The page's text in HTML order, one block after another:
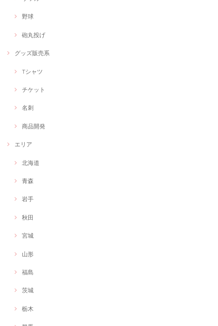
今にも動きだしそうなくらいの命を吹き込んでいただきました！ありが
の内容が形に残り満足です。ありがとうございました。
オリジナルキャラクターを作成いただきました！とても情熱と愛らしさ
のあるキャラクターで活動に命を吹き込んでもらえたような感覚です。
野球
砲丸投げ
グッズ販売系
Tシャツ
チケット
名刺
商品開発
エリア
北海道
青森
岩手
秋田
宮城
山形
福島
茨城
栃木